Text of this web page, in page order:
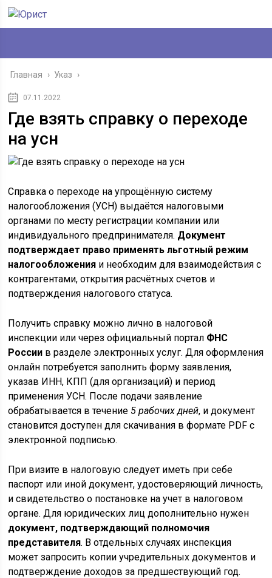
Главная › Указ ›
07.11.2022
Где взять справку о переходе
на усн
Справка о переходе на упрощённую систему
налогообложения (УСН) выдаётся налоговыми
органами по месту регистрации компании или
индивидуального предпринимателя. Документ
подтверждает право применять льготный режим
налогообложения и необходим для взаимодействия с
контрагентами, открытия расчётных счетов и
подтверждения налогового статуса.
Получить справку можно лично в налоговой
инспекции или через официальный портал ФНС
России в разделе электронных услуг. Для оформления
онлайн потребуется заполнить форму заявления,
указав ИНН, КПП (для организаций) и период
применения УСН. После подачи заявление
обрабатывается в течение 5 рабочих дней, и документ
становится доступен для скачивания в формате PDF с
электронной подписью.
При визите в налоговую следует иметь при себе
паспорт или иной документ, удостоверяющий личность,
и свидетельство о постановке на учет в налоговом
органе. Для юридических лиц дополнительно нужен
документ, подтверждающий полномочия
представителя. В отдельных случаях инспекция
может запросить копии учредительных документов и
подтверждение доходов за предшествующий год.